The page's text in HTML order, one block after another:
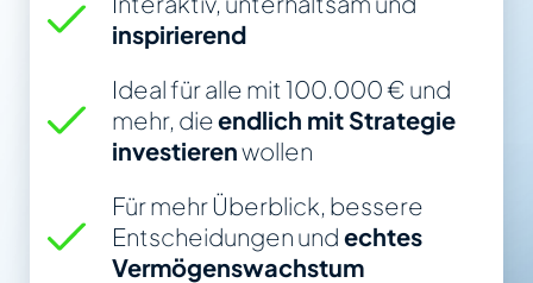
inspirierend
Ideal für alle mit 100.000 € und
mehr, dieendlich mit Strategie
investierenwollen
Für mehr Überblick, bessere
Entscheidungen und echtes
Vermögenswachstum